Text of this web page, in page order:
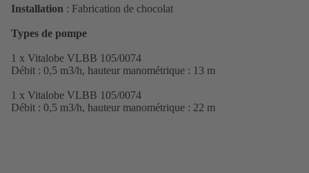
Installation : Fabrication de chocolat
Types de pompe
1 x Vitalobe VLBB 105/0074
Débit : 0,5 m3/h, hauteur manométrique : 13 m
1 x Vitalobe VLBB 105/0074
Débit : 0,5 m3/h, hauteur manométrique : 22 m